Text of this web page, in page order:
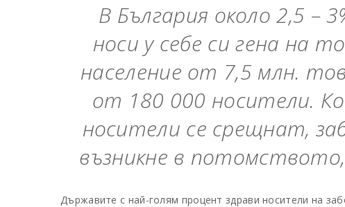
В България около 2,5 –
носи у себе си гена на
население от 7,5 млн.
от 180 000 носители.
носители се срещнат,
възникне в
Държавите с най-голям процент здрави носители на